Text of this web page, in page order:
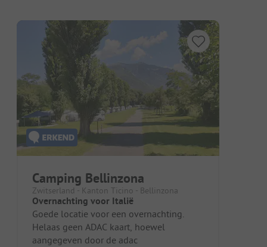
Camping Bellinzona
Zwitserland - Kanton Ticino - Bellinzona
Overnachting voor Italië
Goede locatie voor een overnachting.
Helaas geen ADAC kaart, hoewel
aangegeven door de adac